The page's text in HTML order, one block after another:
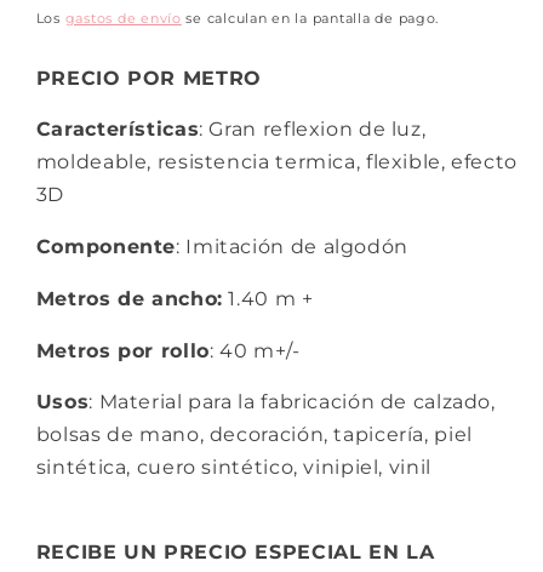
Los gastos de envío se calculan en la pantalla de pago.
PRECIO POR METRO
Características: Gran reflexion de luz,
moldeable, resistencia termica, flexible, efecto
3D
Componente: Imitación de algodón
Metros de ancho: 1.40 m +
Metros por rollo: 40 m+/-
Usos: Material para la fabricación de calzado,
bolsas de mano, decoración, tapicería, piel
sintética, cuero sintético, vinipiel, vinil
RECIBE UN PRECIO ESPECIAL EN LA